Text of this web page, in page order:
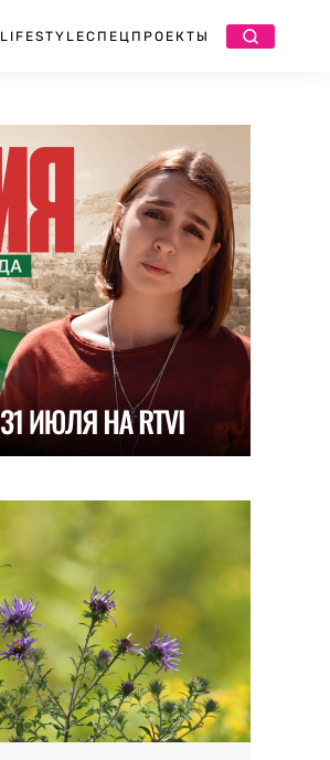
LIFESTYLEСПЕЦПРОЕКТЫ